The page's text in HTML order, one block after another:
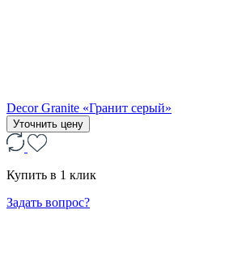
Decor Granite «Гранит серый»
Уточнить цену
Купить в 1 клик
Задать вопрос?